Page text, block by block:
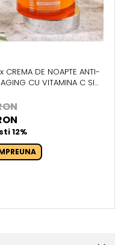
CREMA DE NOAPTE ANTI-
AGING CU VITAMINA C SI
NIGHT CREAM - 50G
12%